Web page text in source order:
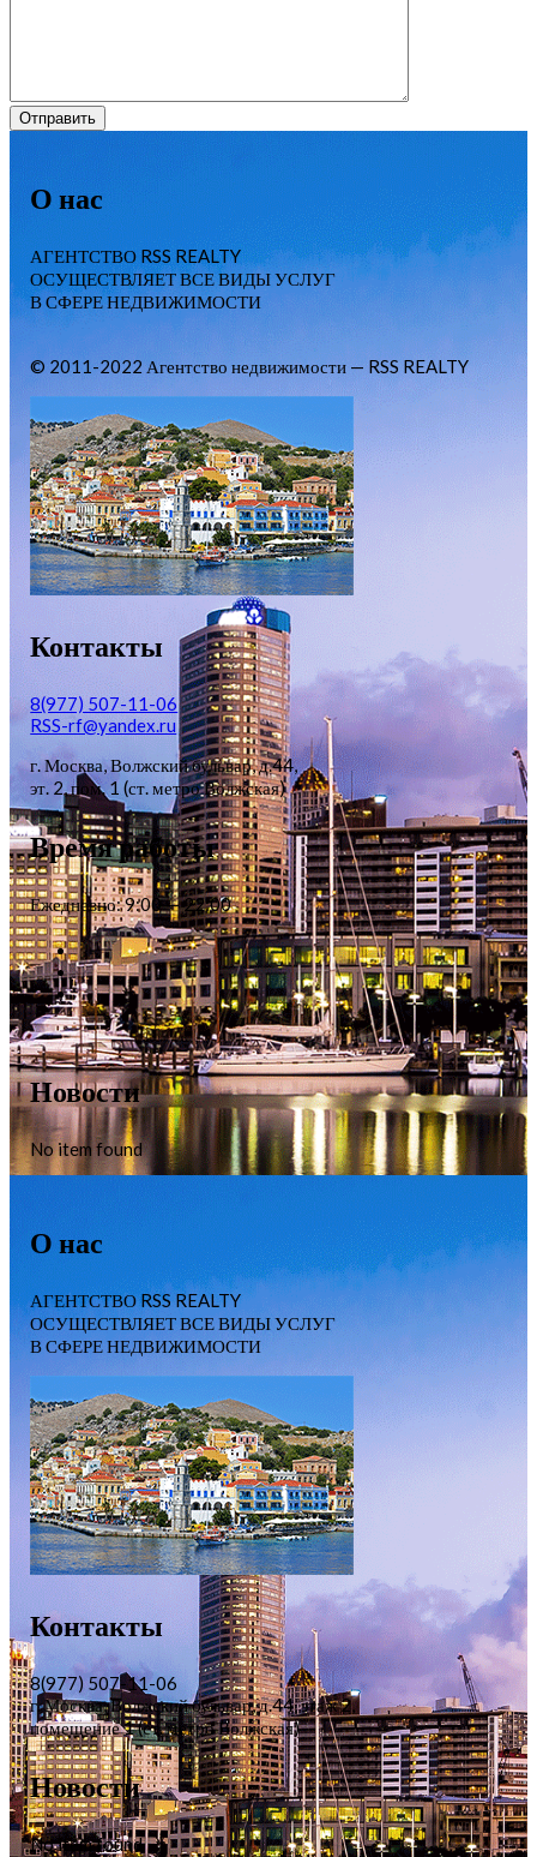
О нас
АГЕНТСТВО RSS REALTY
ОСУЩЕСТВЛЯЕТ ВСЕ ВИДЫ УСЛУГ
В СФЕРЕ НЕДВИЖИМОСТИ
© 2011-2022 Агентство недвижимости — RSS REALTY
Контакты
8(977) 507-11-06
RSS-rf@yandex.ru
г. Москва, Волжский бульвар, д.44,
эт. 2, пом. 1 (ст. метро Волжская)
Время работы
Ежедневно: 9:00 — 22:00
Новости
No item found
О нас
АГЕНТСТВО RSS REALTY
ОСУЩЕСТВЛЯЕТ ВСЕ ВИДЫ УСЛУГ
В СФЕРЕ НЕДВИЖИМОСТИ
Контакты
8(977) 507-11-06
г. Москва, Волжский бульвар, д.44, этаж 2,
помещение 1 (ст. метро Волжская)
Новости
No item found